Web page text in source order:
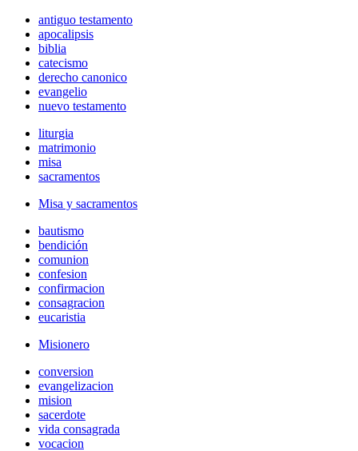
antiguo testamento
apocalipsis
biblia
catecismo
derecho canonico
evangelio
nuevo testamento
liturgia
matrimonio
misa
sacramentos
Misa y sacramentos
bautismo
bendición
comunion
confesion
confirmacion
consagracion
eucaristia
Misionero
conversion
evangelizacion
mision
sacerdote
vida consagrada
vocacion